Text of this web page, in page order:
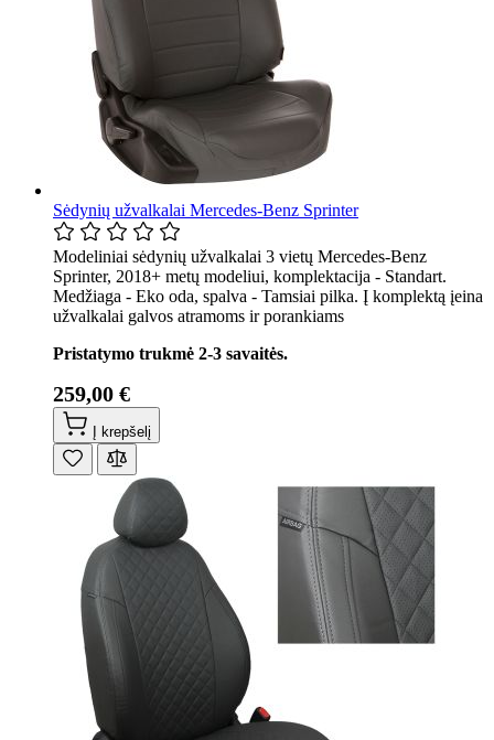
Sėdynių užvalkalai Mercedes-Benz Sprinter
Modeliniai sėdynių užvalkalai 3 vietų Mercedes-Benz
Sprinter, 2018+ metų modeliui, komplektacija - Standart.
Medžiaga - Eko oda, spalva - Tamsiai pilka. Į komplektą įeina
užvalkalai galvos atramoms ir porankiams
Pristatymo trukmė 2-3 savaitės.
259,00 €
Į krepšelį